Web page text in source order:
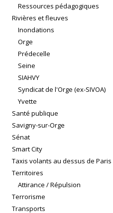
Ressources pédagogiques
Rivières et fleuves
Inondations
Orge
Prédecelle
Seine
SIAHVY
Syndicat de l'Orge (ex-SIVOA)
Yvette
Santé publique
Savigny-sur-Orge
Sénat
Smart City
Taxis volants au dessus de Paris
Territoires
Attirance / Répulsion
Terrorisme
Transports